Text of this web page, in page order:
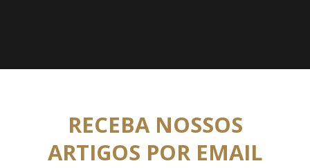
RECEBA NOSSOS
ARTIGOS POR EMAIL